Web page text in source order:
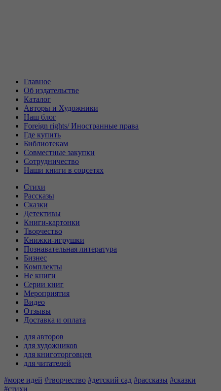
Главное
Об издательстве
Каталог
Авторы и Художники
Наш блог
Foreign rights/ Иностранные права
Где купить
Библиотекам
Совместные закупки
Сотрудничество
Наши книги в соцсетях
Стихи
Рассказы
Сказки
Детективы
Книги-картонки
Творчество
Книжки-игрушки
Познавательная литература
Бизнес
Комплекты
Не книги
Серии книг
Мероприятия
Видео
Отзывы
Доставка и оплата
для авторов
для художников
для книготорговцев
для читателей
#море идей #творчество #детский сад #рассказы #сказки
#стихи